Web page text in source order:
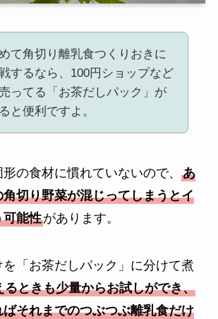
て角切り離乳食つくりおきに
するなら、100円ショップなど
ってる「お茶だしパック」が
と便利ですよ。
の食材に慣れていないので、
あ
切り野菜が混じってしまうとイ
可能性があります。
「お茶だしパック」に分けて煮
るときも少量からお試しができ、
それまでのつぶつぶ離乳食だけ